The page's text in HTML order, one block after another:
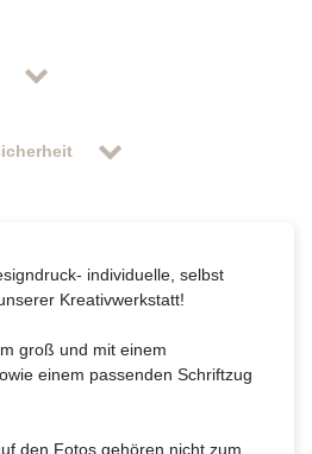
- individuelle, selbst
Kreativwerkstatt!
groß und mit einem
einem passenden Schriftzug
den Fotos gehören nicht zum